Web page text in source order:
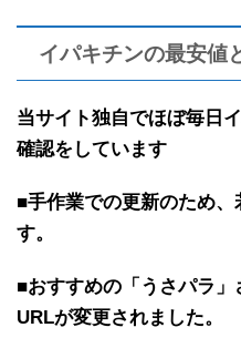
イパキチンの最安値
当サイト独自でほぼ毎日
確認を しています
■手作業での更新のため
す。
■おすすめの「うさパラ
URLが変更されました。